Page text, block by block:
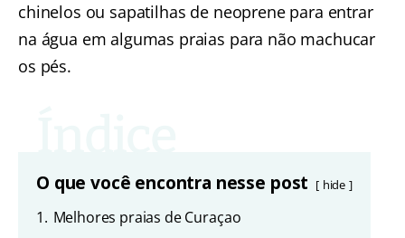
chinelos ou sapatilhas de neoprene para entrar
na água em algumas praias para não machucar
os pés.
O que você encontra nesse post hide
1. Melhores praias de Curaçao